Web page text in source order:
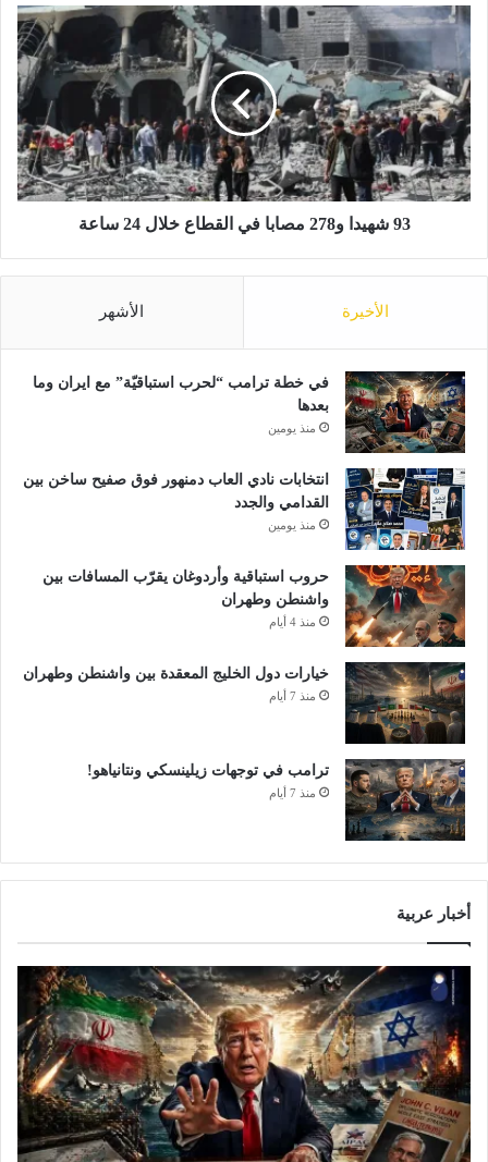
.
.
ا
ل
أ
ن
ب
د
س
ش
ر
ك
ح
ل
ع
د
ا
ل
ق
م
ر
س
9
3
ش
ه
ي
د
ا
و
2
ف
ي
ق
ط
ع
خ
ل
4
س
ع
ة
93 شهيدا و278 مصابا في القطاع خلال 24 ساعة
الأخيرة الأشهر
في خطة ترامب “لحرب استباقيّة” مع ايران وما
بعدها
منذ يومين
انتخابات نادي العاب دمنهور فوق صفيح ساخن بين
القدامي والجدد
منذ يومين
حروب استباقية وأردوغان يقرّب المسافات بين
واشنطن وطهران
منذ 4 أيام
خيارات دول الخليج المعقدة بين واشنطن وطهران
منذ 7 أيام
ترامب في توجهات زيلينسكي ونتانياهو!
منذ 7 أيام
أخبار عربية